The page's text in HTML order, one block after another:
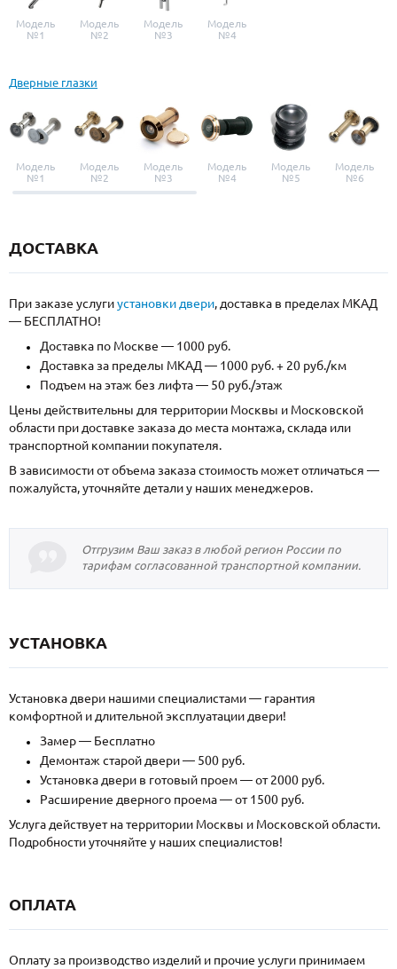
Модель
№1
Модель
№2
Модель
№3
Модель
№4
Дверные глазки
Модель
№1
Модель
№2
Модель
№3
Модель
№4
Модель
№5
Модель
№6
ДОСТАВКА
При заказе услугиустановки двери, доставка в пределах МКАД
— БЕСПЛАТНО!
Доставка по Москве — 1000 руб.
Доставка за пределы МКАД — 1000 руб. + 20 руб./км
Подъем на этаж без лифта — 50 руб./этаж
Цены действительны для территории Москвы и Московской
области при доставке заказа до места монтажа, склада или
транспортной компании покупателя.
В зависимости от объема заказа стоимость может отличаться —
пожалуйста, уточняйте детали у наших менеджеров.
Отгрузим Ваш заказ в любой регион России по
тарифам согласованной транспортной компании.
УСТАНОВКА
Установка двери нашими специалистами — гарантия
комфортной и длительной эксплуатации двери!
Замер — Бесплатно
Демонтаж старой двери — 500 руб.
Установка двери в готовый проем — от 2000 руб.
Расширение дверного проема — от 1500 руб.
Услуга действует на территории Москвы и Московской области.
Подробности уточняйте у наших специалистов!
ОПЛАТА
Оплату за производство изделий и прочие услуги принимаем